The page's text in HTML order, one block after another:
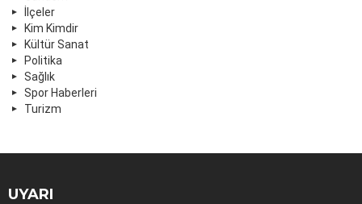
İlçeler
Kim Kimdir
Kültür Sanat
Politika
Sağlık
Spor Haberleri
Turizm
UYARI